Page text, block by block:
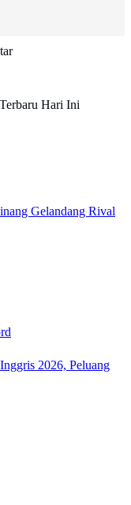
Hari Ini
Gelandang Rival
2026, Peluang